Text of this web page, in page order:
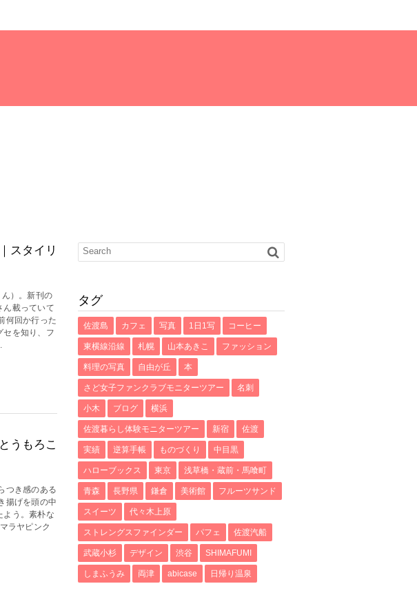
スタイリ
）。新刊の
ん載っていて
何回か行った
セを知り、フ
うもろこ
つき感のある
揚げを頭の中
よう。素朴な
ラヤピンク
タグ
佐渡島 カフェ 写真 1日1写 コーヒー
東横線沿線 札幌 山本あきこ ファッション
料理の写真 自由が丘 本
さど女子ファンクラブモニターツアー 名刺
小木 ブログ 横浜
佐渡暮らし体験モニターツアー 新宿 佐渡
実績 逆算手帳 ものづくり 中目黒
ハローブックス 東京 浅草橋・蔵前・馬喰町
青森 長野県 鎌倉 美術館 フルーツサンド
スイーツ 代々木上原
ストレングスファインダー パフェ 佐渡汽船
武蔵小杉 デザイン 渋谷 SHIMAFUMI
しまふうみ 両津 abicase 日帰り温泉